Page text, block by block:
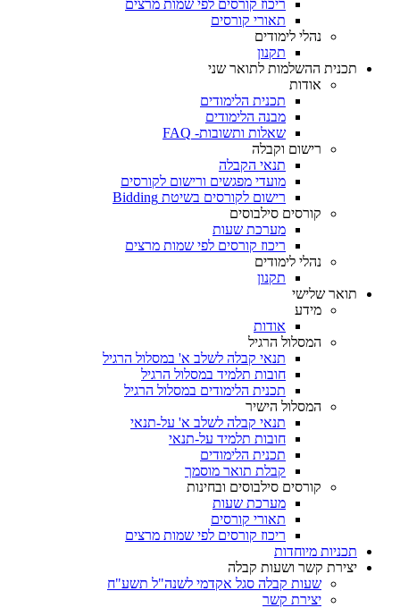
ריכוז קורסים לפי שמות מרצים
תאורי קורסים
נהלי לימודים
תקנון
תכנית ההשלמות לתואר שני
אודות
תכנית הלימודים
מבנה הלימודים
שאלות ותשובות- FAQ
רישום וקבלה
תנאי הקבלה
מועדי מפגשים ורישום לקורסים
רישום לקורסים בשיטת Bidding
קורסים סילבוסים
מערכת שעות
ריכוז קורסים לפי שמות מרצים
נהלי לימודים
תקנון
תואר שלישי
מידע
אודות
המסלול הרגיל
תנאי קבלה לשלב א' במסלול הרגיל
חובות תלמיד במסלול הרגיל
תכנית הלימודים במסלול הרגיל
המסלול הישיר
תנאי קבלה לשלב א' על-תנאי
חובות תלמיד על-תנאי
תכנית הלימודים
קבלת תואר מוסמך
קורסים סילבוסים ובחינות
מערכת שעות
תאורי קורסים
ריכוז קורסים לפי שמות מרצים
תכניות מיוחדות
יצירת קשר ושעות קבלה
שעות קבלה סגל אקדמי לשנה"ל תשע"ח
יצירת קשר